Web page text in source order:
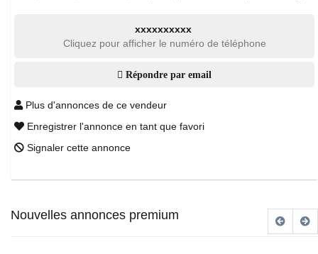
xxxxxxxxxx
Cliquez pour afficher le numéro de téléphone
Répondre par email
Plus d'annonces de ce vendeur
Enregistrer l'annonce en tant que favori
Signaler cette annonce
Nouvelles annonces premium